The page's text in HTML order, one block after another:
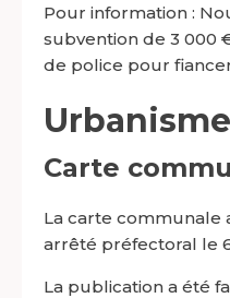
Pour information :
subvention de 3 000
de police pour
Urbanisme
Carte
La carte communale
arrêté préfectoral le
La publication a été